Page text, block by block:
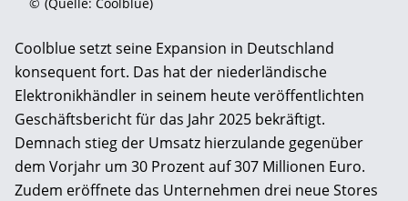
Coolblue setzt seine Expansion in Deutschland
konsequent fort. Das hat der niederländische
Elektronikhändler in seinem heute veröffentlichten
Geschäftsbericht für das Jahr 2025 bekräftigt.
Demnach stieg der Umsatz hierzulande gegenüber
dem Vorjahr um 30 Prozent auf 307 Millionen Euro.
Zudem eröffnete das Unternehmen drei neue Stores